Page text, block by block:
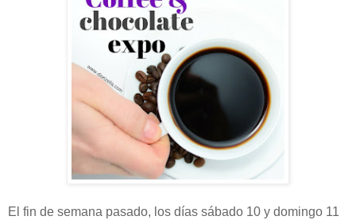
El fin de semana pasado, los días sábado 10 y domingo 11